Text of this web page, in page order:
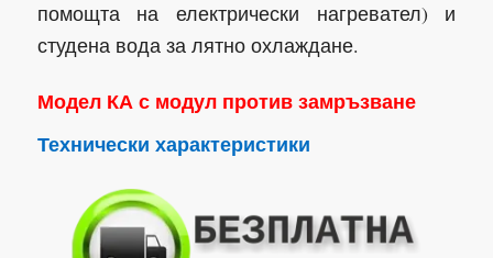
помощта на електрически нагревател) и
студена вода за лятно охлаждане.
Модел КА с модул против замръзване
Технически характеристики